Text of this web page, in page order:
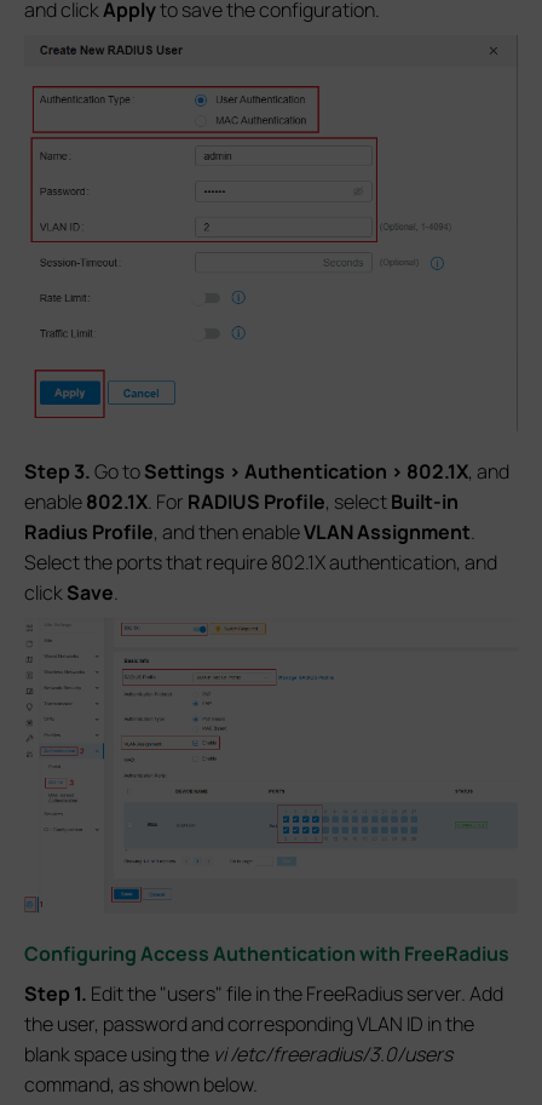
and clickApplyto save the configuration.
Step 3.Go toSettings > Authentication > 802.1X, and
enable802.1X. For RADIUS Profile, selectBuilt-in
Radius Profile, and then enableVLAN Assignment.
Select the ports that require 802.1X authentication, and
clickSave.
Configuring Access Authentication with FreeRadius
Step 1. Edit the "users" file in the FreeRadius server. Add
the user, password and corresponding VLAN ID in the
blank space using the vi /etc/freeradius/3.0/users
command, as shown below.